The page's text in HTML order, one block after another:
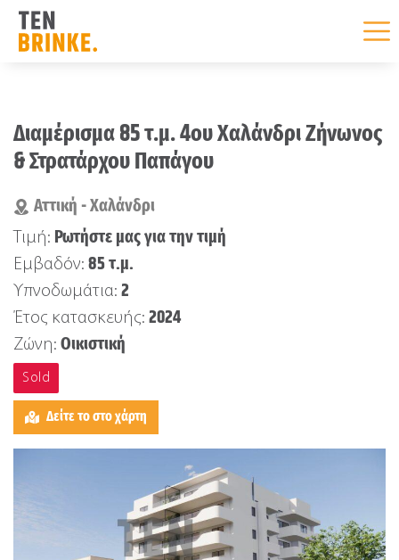
content
Διαμέρισμα 85 τ.μ. 4ου Χαλάνδρι Ζήνωνος
& Στρατάρχου Παπάγου
Αττική - Χαλάνδρι
Τιμή: Ρωτήστε μας για την τιμή
Εμβαδόν: 85 τ.μ.
Υπνοδωμάτια: 2
Έτος κατασκευής: 2024
Ζώνη: Οικιστική
Sold
Δείτε το στο χάρτη